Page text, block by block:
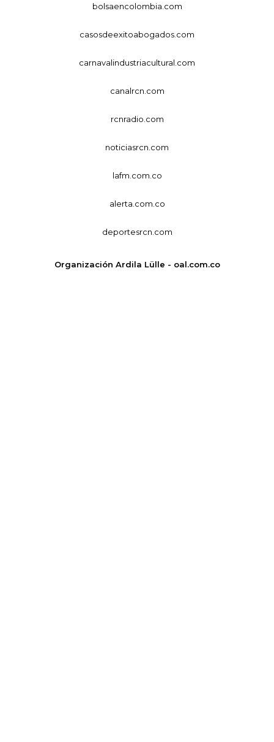
bolsaencolombia.com
casosdeexitoabogados.com
carnavalindustriacultural.com
canalrcn.com
rcnradio.com
noticiasrcn.com
lafm.com.co
alerta.com.co
deportesrcn.com
Organización Ardila Lülle - oal.com.co